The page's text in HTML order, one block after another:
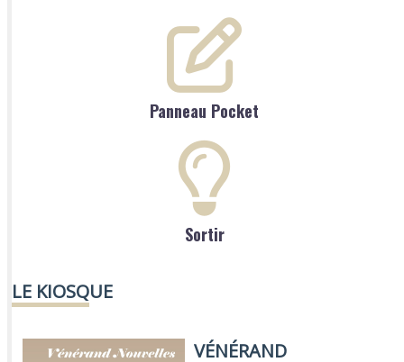
Panneau Pocket
Sortir
LE KIOSQUE
VÉNÉRAND